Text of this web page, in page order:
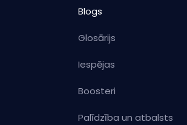
Blogs
Glosārijs
Iespējas
Boosteri
Palīdzība un atbalsts